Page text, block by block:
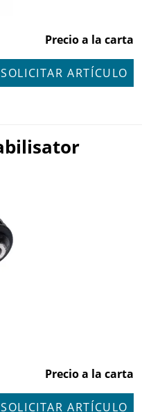
Precio a la carta
SOLICITAR ARTÍCULO
Precio a la carta
SOLICITAR ARTÍCULO